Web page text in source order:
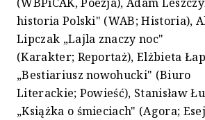
historia Polski" (WAB; Historia),
Lipczak „Lajla znaczy noc"
(Karakter; Reportaż), Elżbieta
„Bestiariusz nowohucki" (Biuro
Literackie; Powieść), Stanisław
„Książka o śmieciach" (Agora;